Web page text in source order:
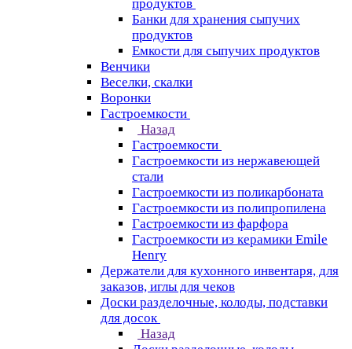
продуктов
Банки для хранения сыпучих
продуктов
Емкости для сыпучих продуктов
Венчики
Веселки, скалки
Воронки
Гастроемкости
Назад
Гастроемкости
Гастроемкости из нержавеющей
стали
Гастроемкости из поликарбоната
Гастроемкости из полипропилена
Гастроемкости из фарфора
Гастроемкости из керамики Emile
Henry
Держатели для кухонного инвентаря, для
заказов, иглы для чеков
Доски разделочные, колоды, подставки
для досок
Назад